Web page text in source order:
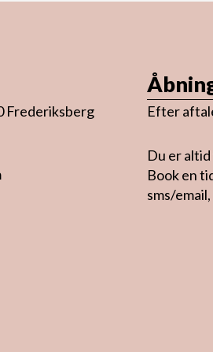
Frederiksberg
Efter
Du er
Book en
sms/